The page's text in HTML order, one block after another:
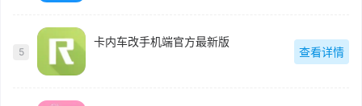
5
卡内车改手机端官方最新版
查看详情